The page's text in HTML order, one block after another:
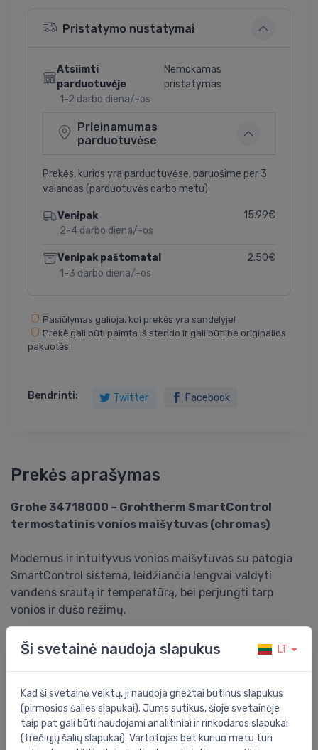
Pristatymo nustatymai
Atsiimti
parduotuvėje
1-2 darbo diena/-os
Nemokamas
pristatymas
Prieinamumas
parduotuvėse
Prekės, kurios yra parduotuvėse, paruošime per 3
valandas (parduotuvės darbo metu)
Venipak
2-4 darbo diena/-os
15.99€
Venipak paštomatai
1-3 darbo diena/-os
2.50€
Pasiūlymas galioja, kol prekės yra sandėlyje!
Prekė gali būti paimta iš stendo ir gali būti be originalios
pakuotės!
Bendrinti: Twitter Facebook
Prekės aprašymas
Grohe 34718000 – Grohtherm SmartControl
termostatinis vonios maišytuvas (chromas)
Modernus ir intuityvus vonios maišytuvas su patogia
SmartControl sistema, leidžiančia lengvai valdyti
vandens srautą ir temperatūrą, bei perjungti tarp
vonios ir dušo režimų.
Pagrindiniai privalumai:
- SmartControl valdymas – lengvas vandens srauto ir
- TurboStat kasetė – stabili temperatūra be svyravimų
- SafeStop – apsauga nuo per karšto vandens (38 °C)
- CoolTouch paviršius – saugus liesti, išvengiama
nudegimų
Ši svetainė naudoja slapukus LT
Kad ši svetainė veiktų, ji naudoja griežtai būtinus slapukus
(pirmosios šalies slapukai). Jums sutikus, šioje svetainėje
taip pat gali būti naudojami analitiniai ir rinkodaros slapukai
(trečiųjų šalių slapukai). Vartotojas bet kuriuo metu turi